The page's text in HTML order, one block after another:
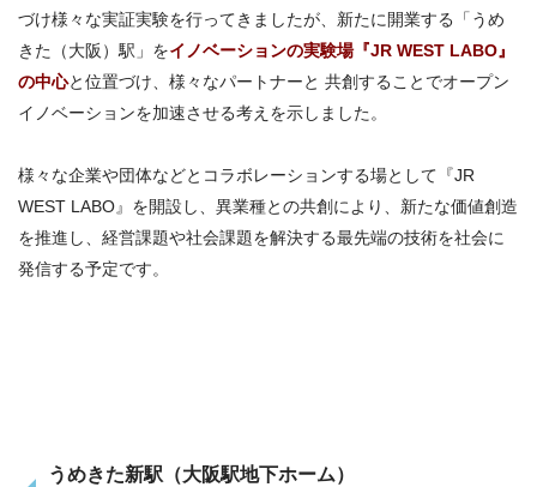
づけ様々な実証実験を行ってきましたが、新たに開業する「うめ
きた（大阪）駅」をイノベーションの実験場『JR WEST LABO』
の中心と位置づけ、様々なパートナーと 共創することでオープン
イノベーションを加速させる考えを示しました。
様々な企業や団体などとコラボレーションする場として『JR
WEST LABO』を開設し、異業種との共創により、新たな価値創造
を推進し、経営課題や社会課題を解決する最先端の技術を社会に
発信する予定です。
うめきた新駅（大阪駅地下ホーム）